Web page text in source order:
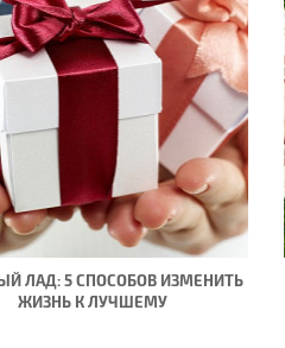
ЛАД: 5 СПОСОБОВ ИЗМЕНИТЬ
ЖИЗНЬ К ЛУЧШЕМУ